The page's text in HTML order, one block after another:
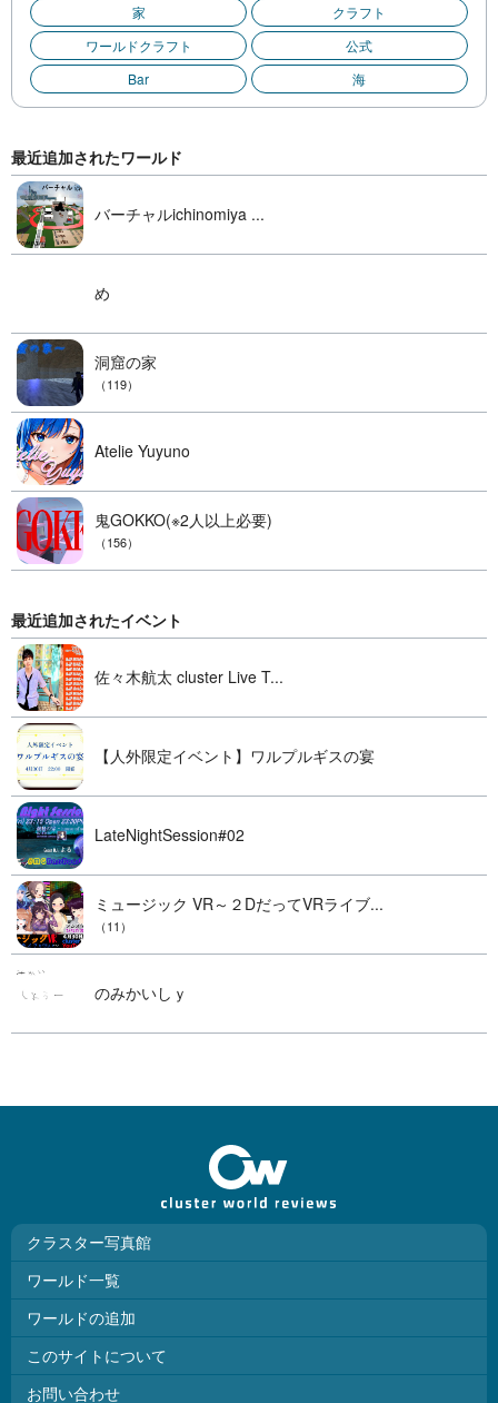
家
クラフト
ワールドクラフト
公式
Bar
海
最近追加されたワールド
バーチャルichinomiya ...
め
洞窟の家
（119）
Atelie Yuyuno
鬼GOKKO(※2人以上必要)
（156）
最近追加されたイベント
佐々木航太 cluster Live T...
【人外限定イベント】ワルプルギスの宴
LateNightSession#02
ミュージック VR～２DだってVRライブ...
（11）
のみかいしｙ
クラスター写真館
ワールド一覧
ワールドの追加
このサイトについて
お問い合わせ